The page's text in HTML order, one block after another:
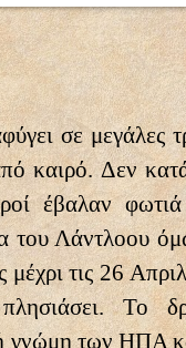
σε μεγάλες
καιρό. Δεν
έβαλαν
Λάντλοου
μέχρι τις 26
Το
γνώμη των ΗΠΑ